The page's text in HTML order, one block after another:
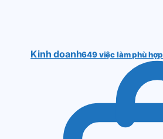
Kinh doanh649 việc làm phù hợp